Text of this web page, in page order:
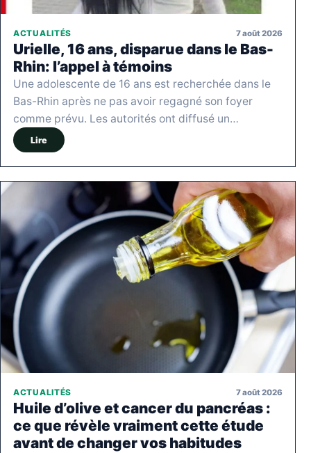
ACTUALITÉS 7 août 2026
Urielle, 16 ans, disparue dans le Bas-
Rhin: l’appel à témoins
Une adolescente de 16 ans est recherchée dans le
Bas-Rhin après ne pas avoir regagné son foyer
comme prévu. Les autorités ont diffusé un…
Lire
ACTUALITÉS 7 août 2026
Huile d’olive et cancer du pancréas :
ce que révèle vraiment cette étude
avant de changer vos habitudes